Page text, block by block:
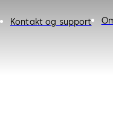
Kontakt og support